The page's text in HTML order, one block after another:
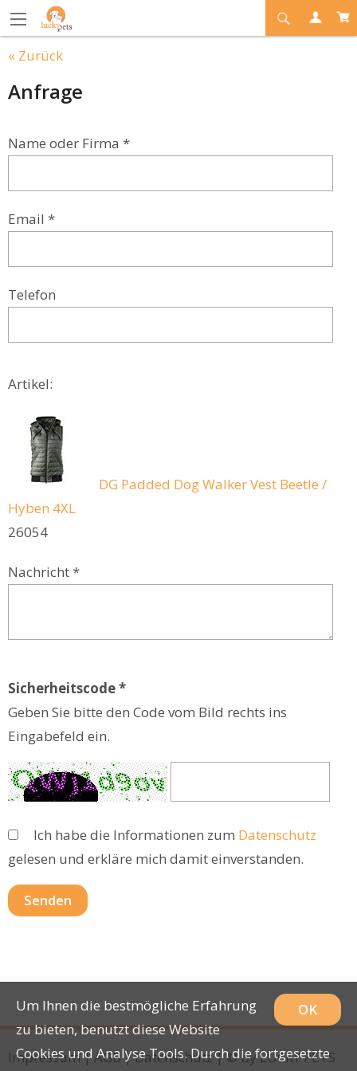
« Zurück
Anfrage
Name oder Firma *
Email *
Telefon
Artikel:
DG Padded Dog Walker Vest Beetle /
Hyben 4XL
26054
Nachricht *
Sicherheitscode *
Geben Sie bitte den Code vom Bild rechts ins
Eingabefeld ein.
Ich habe die Informationen zum Datenschutz
gelesen und erkläre mich damit einverstanden.
Impressum|AGB|Datenschutz| © byLUCKY PETS
OK
Um Ihnen die bestmögliche Erfahrung
zu bieten, benutzt diese Website
Cookies und Analyse Tools. Durch die fortgesetzte